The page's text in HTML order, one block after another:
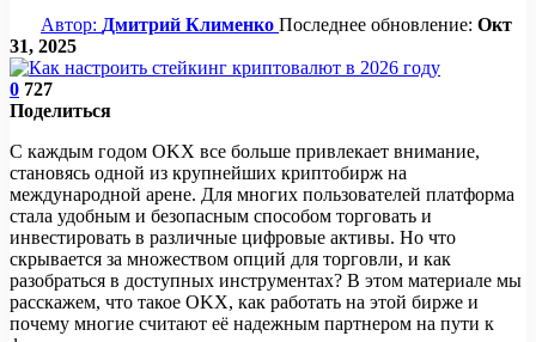
Автор: Дмитрий Клименко Последнее обновление: Окт
31, 2025
0 727
Поделиться
С каждым годом OKX все больше привлекает внимание,
становясь одной из крупнейших криптобирж на
международной арене. Для многих пользователей платформа
стала удобным и безопасным способом торговать и
инвестировать в различные цифровые активы. Но что
скрывается за множеством опций для торговли, и как
разобраться в доступных инструментах? В этом материале мы
расскажем, что такое OKX, как работать на этой бирже и
почему многие считают её надежным партнером на пути к